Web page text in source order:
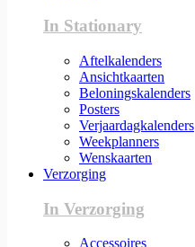
In Stationary
Aftelkalenders
Ansichtkaarten
Beloningskalenders
Posters
Verjaardagkalenders
Weekplanners
Wenskaarten
Verzorging
In Verzorging
Accessoires